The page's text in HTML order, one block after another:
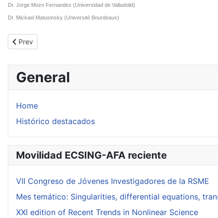
General
Home
Histórico destacados
Movilidad ECSING-AFA reciente
VII Congreso de Jóvenes Investigadores de la RSME
Mes temático: Singularities, differential equations,
XXI edition of Recent Trends in Nonlinear Science
Dr. Jorge Mozo Fernandez (Universidad de Valladolid)
Dr. Mickael Matusinsky (Université Bourdeaux)
Previous article: Victor Saavedra Calderón
Prev